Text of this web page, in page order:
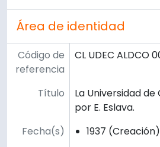
Área de identidad
Código de
referencia
CL UDEC ALDCO
Título
La Universidad
por E. Eslava.
Fecha(s)
1937 (Creación)